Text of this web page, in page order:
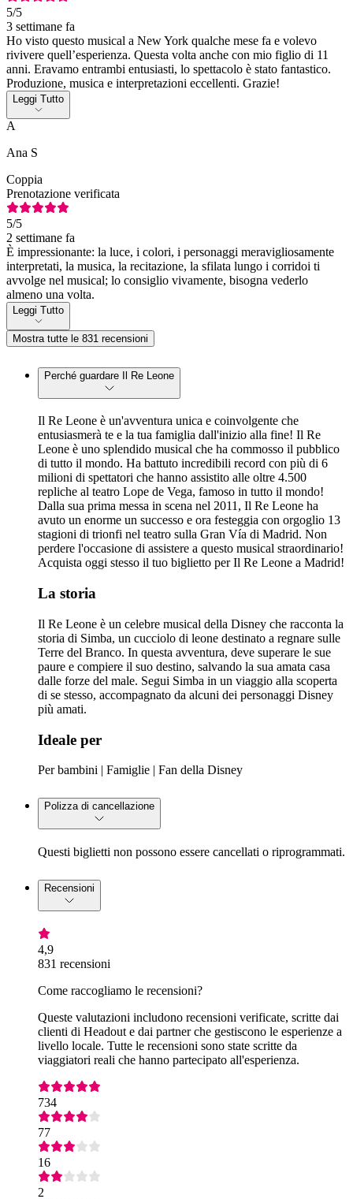
5/5
3 settimane fa
Ho visto questo musical a New York qualche mese fa e volevo
rivivere quell’esperienza. Questa volta anche con mio figlio di 11
anni. Eravamo entrambi entusiasti, lo spettacolo è stato fantastico.
Produzione, musica e interpretazioni eccellenti. Grazie!
Leggi Tutto
A
Ana S
Coppia
Prenotazione verificata
5/5
2 settimane fa
È impressionante: la luce, i colori, i personaggi meravigliosamente
interpretati, la musica, la recitazione, la sfilata lungo i corridoi ti
avvolge nel musical; lo consiglio vivamente, bisogna vederlo
almeno una volta.
Leggi Tutto
Mostra tutte le 831 recensioni
Perché guardare Il Re Leone
Il Re Leone è un'avventura unica e coinvolgente che
entusiasmerà te e la tua famiglia dall'inizio alla fine! Il Re
Leone è uno splendido musical che ha commosso il pubblico
di tutto il mondo. Ha battuto incredibili record con più di 6
milioni di spettatori che hanno assistito alle oltre 4.500
repliche al teatro Lope de Vega, famoso in tutto il mondo!
Dalla sua prima messa in scena nel 2011, Il Re Leone ha
avuto un enorme un successo e ora festeggia con orgoglio 13
stagioni di trionfi nel teatro sulla Gran Vía di Madrid. Non
perdere l'occasione di assistere a questo musical straordinario!
Acquista oggi stesso il tuo biglietto per Il Re Leone a Madrid!
La storia
Il Re Leone è un celebre musical della Disney che racconta la
storia di Simba, un cucciolo di leone destinato a regnare sulle
Terre del Branco. In questa avventura, deve superare le sue
paure e compiere il suo destino, salvando la sua amata casa
dalle forze del male. Segui Simba in un viaggio alla scoperta
di se stesso, accompagnato da alcuni dei personaggi Disney
più amati.
Ideale per
Per bambini | Famiglie | Fan della Disney
Polizza di cancellazione
Questi biglietti non possono essere cancellati o riprogrammati.
Recensioni
4,9
831 recensioni
Come raccogliamo le recensioni?
Queste valutazioni includono recensioni verificate, scritte dai
clienti di Headout e dai partner che gestiscono le esperienze a
livello locale. Tutte le recensioni sono state scritte da
viaggiatori reali che hanno partecipato all'esperienza.
734
77
16
2